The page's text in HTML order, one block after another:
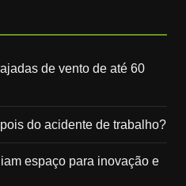
de vento de até 60
do acidente de trabalho?
espaço para inovação e